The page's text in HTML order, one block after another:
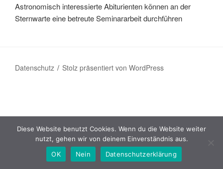
Astronomisch interessierte Abiturienten können an der
Sternwarte eine betreute Seminararbeit durchführen
Datenschutz Stolz präsentiert von WordPress
Diese Website benutzt Cookies. Wenn du die Website weiter
nutzt, gehen wir von deinem Einverständnis aus.
OK
Nein Datenschutzerklärung